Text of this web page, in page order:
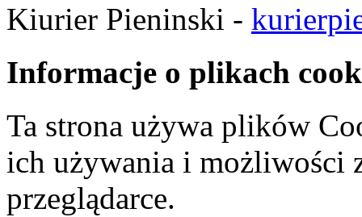
Kiurier Pieninski -
Informacje o plikach
Ta strona używa plików
ich używania i możliwości
przeglądarce.